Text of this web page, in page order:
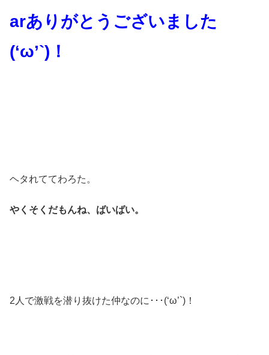
arありがとうございました
(‘ω’`)！
ヘタれててわろた。
やくそくだもんね、ばいばい。
2人で激戦を潜り抜けた仲なのに･･･(‘ω’`)！